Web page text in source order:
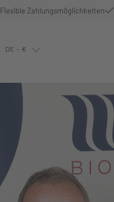
Flexible Zahlungsmöglichkeiten
DE - €